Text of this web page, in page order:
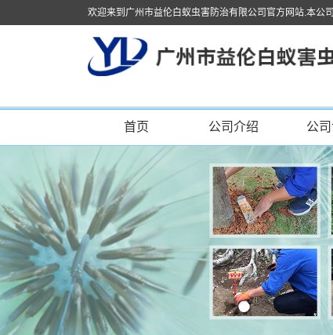
欢迎来到广州市益伦白蚁虫害防治有限公司官方网站.本公
首页 公司介绍 公